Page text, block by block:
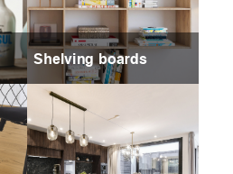
Shelving boards